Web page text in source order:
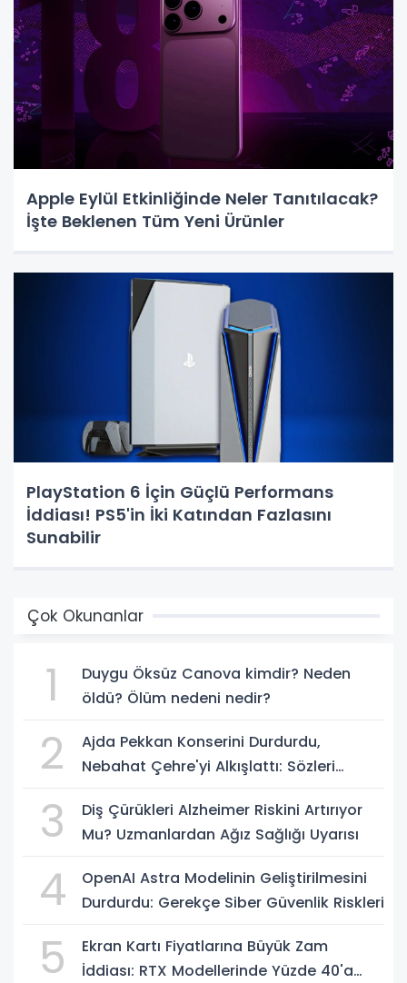
Apple Eylül Etkinliğinde Neler Tanıtılacak?
İşte Beklenen Tüm Yeni Ürünler
PlayStation 6 İçin Güçlü Performans
İddiası! PS5'in İki Katından Fazlasını
Sunabilir
Çok Okunanlar
1
Duygu Öksüz Canova kimdir? Neden
öldü? Ölüm nedeni nedir?
2
Ajda Pekkan Konserini Durdurdu,
Nebahat Çehre'yi Alkışlattı: Sözleri
3
Diş Çürükleri Alzheimer Riskini Artırıyor
Mu? Uzmanlardan Ağız Sağlığı Uyarısı
4
OpenAI Astra Modelinin Geliştirilmesini
Durdurdu: Gerekçe Siber Güvenlik Riskleri
5
Ekran Kartı Fiyatlarına Büyük Zam
İddiası: RTX Modellerinde Yüzde 40'a